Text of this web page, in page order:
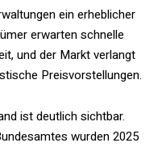
ein erheblicher
erwarten schnelle
und der Markt verlangt
Preisvorstellungen.
ist deutlich sichtbar.
wurden 2025